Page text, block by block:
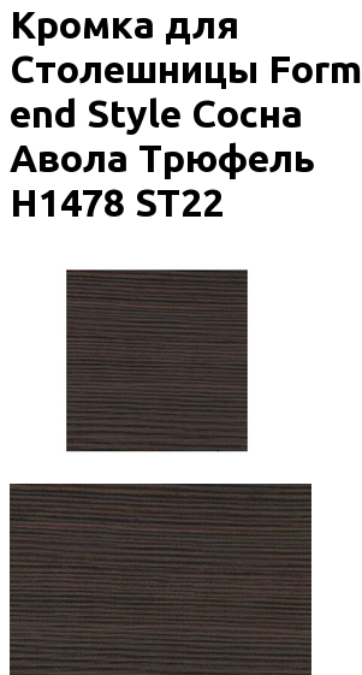
Кромка для
Столешницы Form
end Style Сосна
Авола Трюфель
H1478 ST22